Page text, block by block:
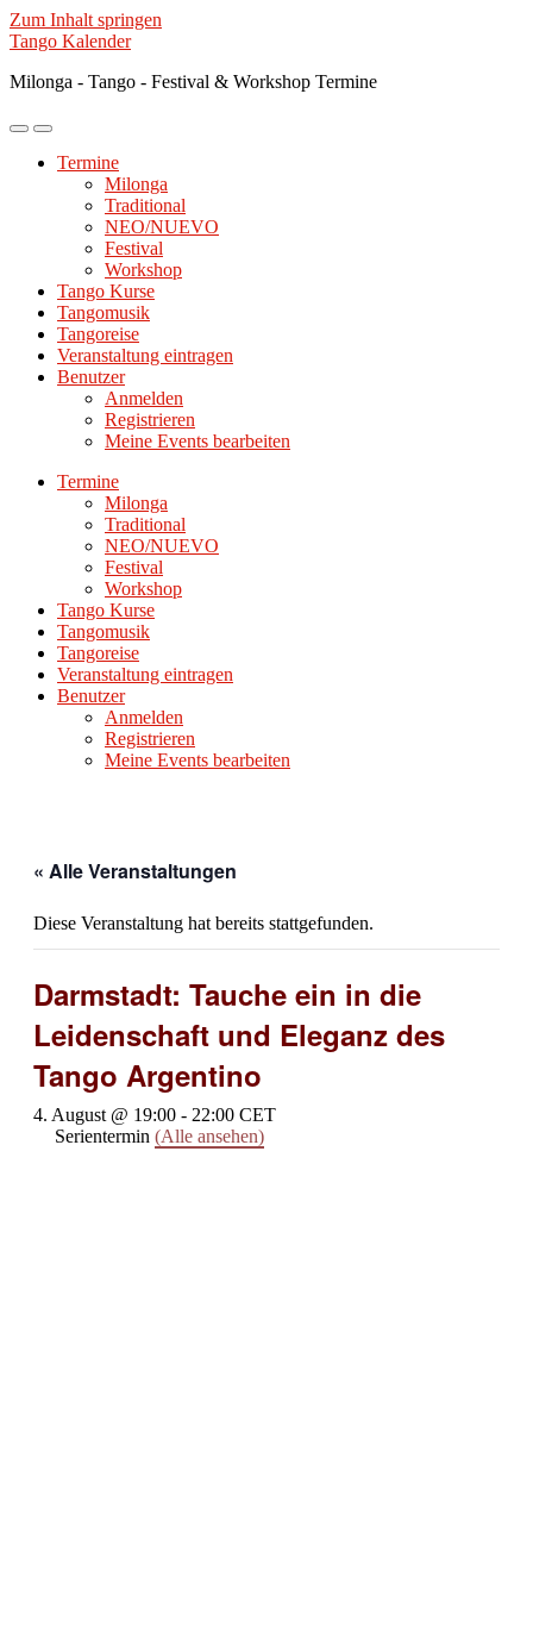
Zum Inhalt springen
Tango Kalender
Milonga - Tango - Festival & Workshop Termine
Mobile-
ein-/ausblenden
Suchfeld
ein-/ausblenden
Termine
Milonga
Traditional
NEO/NUEVO
Festival
Workshop
Tango Kurse
Tangomusik
Tangoreise
Veranstaltung eintragen
Benutzer
Anmelden
Registrieren
Meine Events bearbeiten
Termine
Milonga
Traditional
NEO/NUEVO
Festival
Workshop
Tango Kurse
Tangomusik
Tangoreise
Veranstaltung eintragen
Benutzer
Anmelden
Registrieren
Meine Events bearbeiten
« Alle Veranstaltungen
Diese Veranstaltung hat bereits stattgefunden.
Darmstadt: Tauche ein in die
Leidenschaft und Eleganz des
Tango Argentino
4. August @ 19:00 - 22:00 CET
Serientermin (Alle ansehen)